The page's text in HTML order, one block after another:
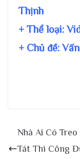
Thịnh
+ Thể loại:
+ Chủ đề:
Nhà Ai Có
Tát Thì Công